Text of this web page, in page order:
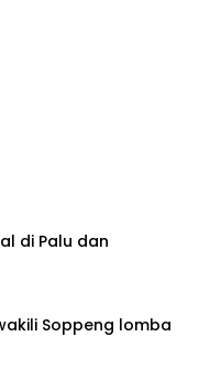
di Palu dan
Soppeng lomba